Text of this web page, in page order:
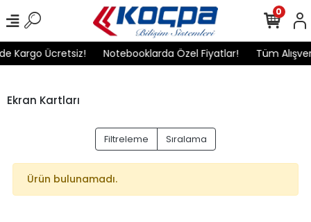
Kargo Ücretsiz! Notebooklarda Özel Fiyatlar! Tüm
0
Ekran Kartları
Filtreleme Sıralama
Ürün bulunamadı.